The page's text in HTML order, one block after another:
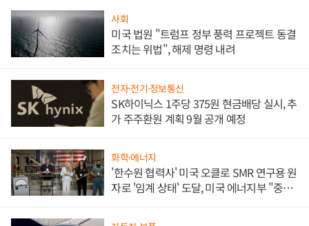
사회
미국 법원 "트럼프 정부 풍력 프로젝트 동결
조치는 위법", 해제 명령 내려
전자·전기·정보통신
SK하이닉스 1주당 375원 현금배당 실시, 추
가 주주환원 계획 9월 공개 예정
화학·에너지
'한수원 협력사' 미국 오클로 SMR 연구용 원
자로 '임계 상태' 도달, 미국 에너지부 "중요